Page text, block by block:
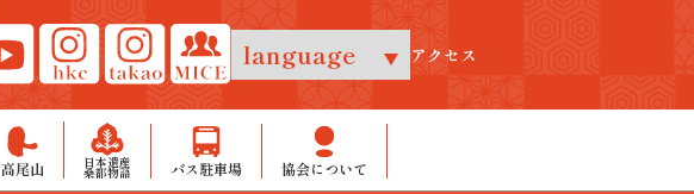
アクセス
高尾山 日本遺産
桑都物語 バス駐車場 協会について